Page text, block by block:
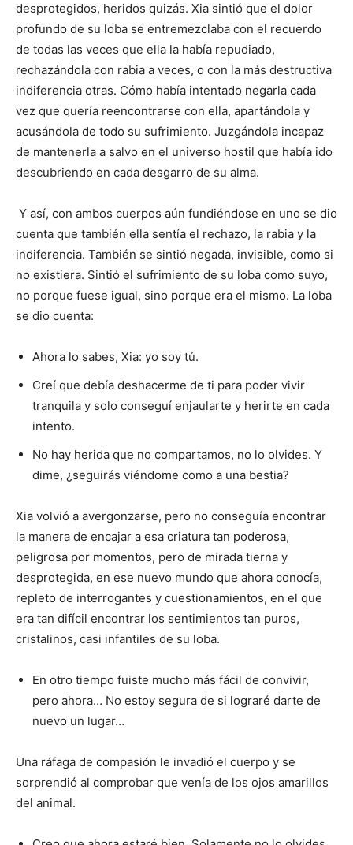
desprotegidos, heridos quizás. Xia sintió que el dolor
profundo de su loba se entremezclaba con el recuerdo
de todas las veces que ella la había repudiado,
rechazándola con rabia a veces, o con la más destructiva
indiferencia otras. Cómo había intentado negarla cada
vez que quería reencontrarse con ella, apartándola y
acusándola de todo su sufrimiento. Juzgándola incapaz
de mantenerla a salvo en el universo hostil que había ido
descubriendo en cada desgarro de su alma.
Y así, con ambos cuerpos aún fundiéndose en uno se dio
cuenta que también ella sentía el rechazo, la rabia y la
indiferencia. También se sintió negada, invisible, como si
no existiera. Sintió el sufrimiento de su loba como suyo,
no porque fuese igual, sino porque era el mismo. La loba
se dio cuenta:
Ahora lo sabes, Xia: yo soy tú.
Creí que debía deshacerme de ti para poder vivir
tranquila y solo conseguí enjaularte y herirte en cada
intento.
No hay herida que no compartamos, no lo olvides. Y
dime, ¿seguirás viéndome como a una bestia?
Xia volvió a avergonzarse, pero no conseguía encontrar
la manera de encajar a esa criatura tan poderosa,
peligrosa por momentos, pero de mirada tierna y
desprotegida, en ese nuevo mundo que ahora conocía,
repleto de interrogantes y cuestionamientos, en el que
era tan difícil encontrar los sentimientos tan puros,
cristalinos, casi infantiles de su loba.
En otro tiempo fuiste mucho más fácil de convivir,
pero ahora… No estoy segura de si lograré darte de
nuevo un lugar…
Una ráfaga de compasión le invadió el cuerpo y se
sorprendió al comprobar que venía de los ojos amarillos
del animal.